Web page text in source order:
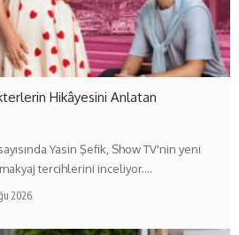
Hikâyesini Anlatan
Yasin Şefik, Show TV'nin yeni
tercihlerini inceliyor.…
2026